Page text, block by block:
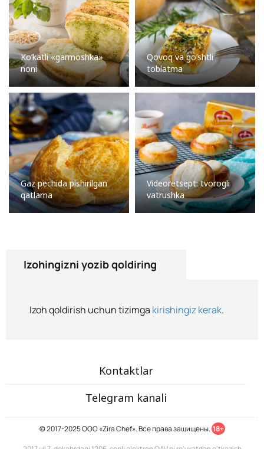
Ko’katli «garmoshka»
noni
Qovoq va go’shtli
toblatma
Gaz pechida pishirilgan
qatlama
Videoretsept: tvorogli
vatrushka
Izohingizni yozib qoldiring
Izoh qoldirish uchun tizimga kirishingiz kerak.
Kontaktlar
Telegram kanali
© 2017-2025 ООО «Zira Chef». Все права защищены. 18+